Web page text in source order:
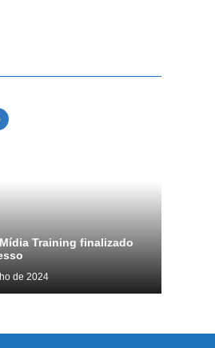
Training finalizado
de 2024